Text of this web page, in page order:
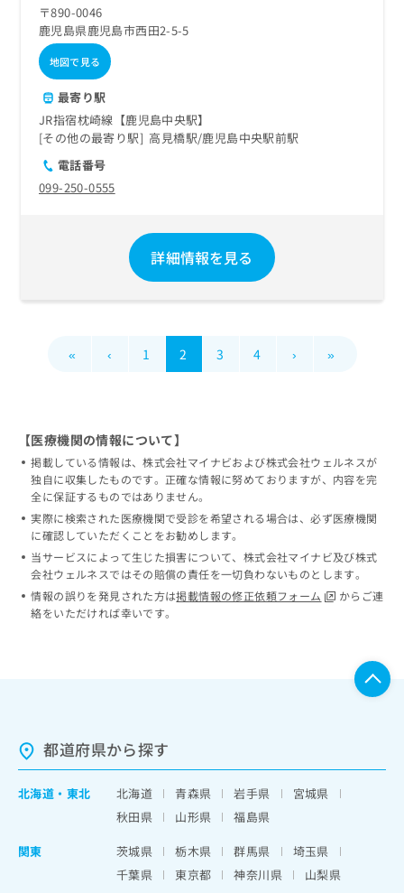
〒890-0046
鹿児島県鹿児島市西田2-5-5
地図で見る
最寄り駅
JR指宿枕崎線【鹿児島中央駅】
その他の最寄り駅
高見橋駅 鹿児島中央駅前駅
電話番号
099-250-0555
詳細情報を見る
« ‹ 1 2 3 4 › »
【医療機関の情報について】
掲載している情報は、株式会社マイナビおよび株式会社ウェルネスが
独自に収集したものです。正確な情報に努めておりますが、内容を完
全に保証するものではありません。
実際に検索された医療機関で受診を希望される場合は、必ず医療機関
に確認していただくことをお勧めします。
当サービスによって生じた損害について、株式会社マイナビ及び株式
会社ウェルネスではその賠償の責任を一切負わないものとします。
情報の誤りを発見された方は掲載情報の修正依頼フォーム
からご連
絡をいただければ幸いです。
都道府県から探す
北海道 ・ 東北 北海道 青森県 岩手県
宮城県
秋田県
山形県
福島県
関東
茨城県 栃木県 群馬県
埼玉県
千葉県
東京都 神奈川県
山梨県